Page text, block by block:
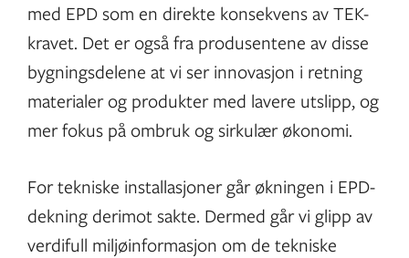
med EPD som en direkte konsekvens av TEK-
kravet. Det er også fra produsentene av disse
bygningsdelene at vi ser innovasjon i retning
materialer og produkter med lavere utslipp, og
mer fokus på ombruk og sirkulær økonomi.
For tekniske installasjoner går økningen i EPD-
dekning derimot sakte. Dermed går vi glipp av
verdifull miljøinformasjon om de tekniske